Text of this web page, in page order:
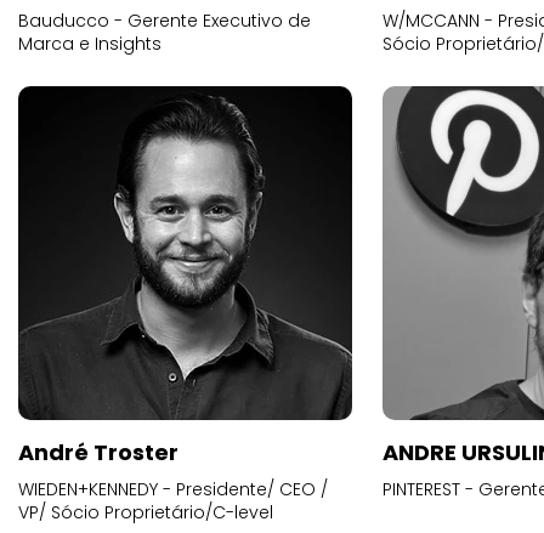
Bauducco - Gerente Executivo de
Marca e Insights
W/MCCANN -
Sócio
André Troster
WIEDEN+KENNEDY - Presidente/ CEO /
VP/ Sócio Proprietário/C-level
ANDRE
PINTEREST -